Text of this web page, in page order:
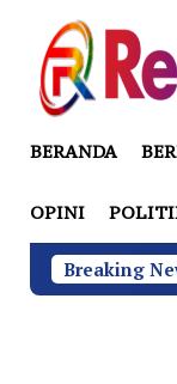
BERANDA
OPINI
Breaking
Merata: